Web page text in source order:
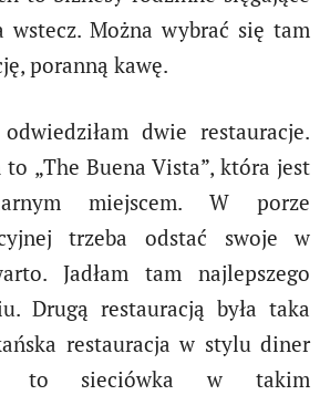
Można wybrać się tam
poranną kawę.
dwie restauracje.
„The Buena Vista”, która jest
miejscem. W porze
trzeba odstać swoje w
Jadłam tam najlepszego
Drugą restauracją była taka
restauracja w stylu diner
to sieciówka w takim